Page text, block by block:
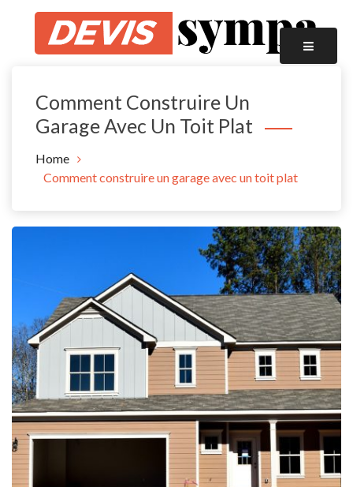
Comment Construire Un
Garage Avec Un Toit Plat
Home
Comment construire un garage avec un toit plat